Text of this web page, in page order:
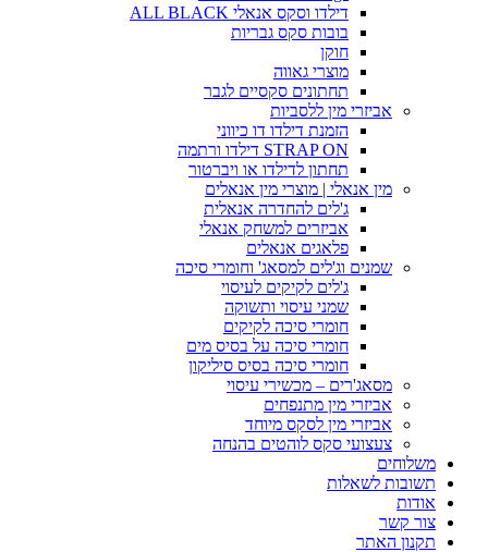
דילדו וסקס אנאלי ALL BLACK
בובות סקס גבריות
חוקן
מוצרי גאווה
תחתונים סקסיים לגבר
אביזרי מין ללסביות
הזמנת דילדו דו כיווני
STRAP ON דילדו ורתמה
תחתון לדילדו או ויברטור
מין אנאלי | מוצרי מין אנאלים
ג'לים להחדרה אנאלית
אביזרים למשחק אנאלי
פלאגים אנאלים
שמנים וג'לים למסאג' וחומרי סיכה
ג'לים לקיקים לעיסוי
שמני עיסוי ותשוקה
חומרי סיכה לקיקים
חומרי סיכה על בסיס מים
חומרי סיכה בסיס סיליקון
מסאג'רים – מכשירי עיסוי
אביזרי מין מתנפחים
אביזרי מין לסקס מיוחד
צעצועי סקס לוהטים בהנחה
משלוחים
תשובות לשאלות
אודות
צור קשר
תקנון האתר